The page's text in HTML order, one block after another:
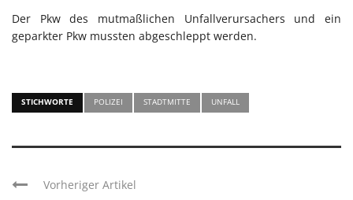
Der Pkw des mutmaßlichen Unfallverursachers und ein
geparkter Pkw mussten abgeschleppt werden.
STICHWORTE POLIZEI STADTMITTE UNFALL
Vorheriger Artikel